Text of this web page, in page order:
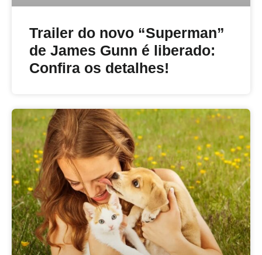
Trailer do novo “Superman”
de James Gunn é liberado:
Confira os detalhes!